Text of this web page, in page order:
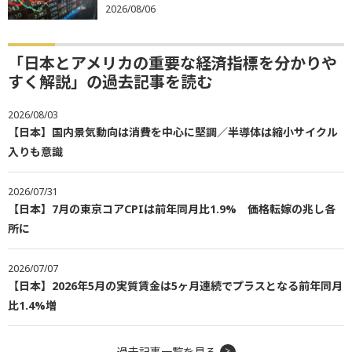
2026/08/06
「日本とアメリカの重要な経済指標を分かりや
すく解説」の過去記事を読む
2026/08/03
【日本】国内景気動向は消費を中心に堅調／半導体は縮小サイクル
入りも意識
2026/07/31
【日本】7月の東京コアCPIは前年同月比1.9% 価格転嫁の兆し各
所に
2026/07/07
【日本】2026年5月の実質賃金は5ヶ月連続でプラスとなる前年同月
比1.4%増